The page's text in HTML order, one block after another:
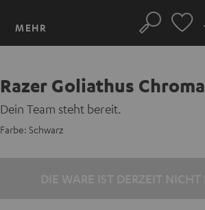
MEHR Suche
Razer Goliathus Chroma
Dein Team steht bereit.
Farbe: Schwarz